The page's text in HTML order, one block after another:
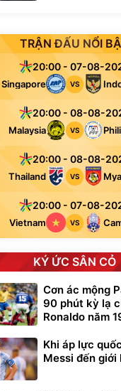
TRẬN ĐẤU NỔI
20:00 - 07-08-
Singapore VS
20:00 - 08-08-
Malaysia VS
20:00 - 08-08-
Thailand VS
20:00 - 07-08-
Vietnam VS
KÝ ỨC SÂN CỎ
Cơn ác mộng
90 phút kỳ lạ
Ronaldo năm
Khi áp lực
Messi đến giới